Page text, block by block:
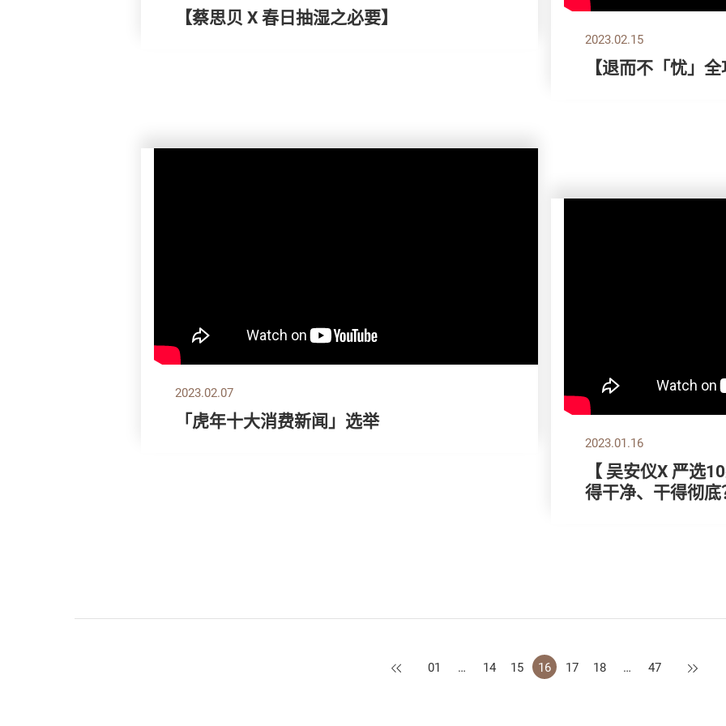
【蔡思贝 X 春日抽湿之必要】
2023.02.15
【退而不「忧」
2023.02.07
「虎年十大消费新闻」选举
2023.01.16
【 吴安仪X 严选
得干净、干得彻底
上一页
01 … 14 15 16 17 18 … 47 下一页